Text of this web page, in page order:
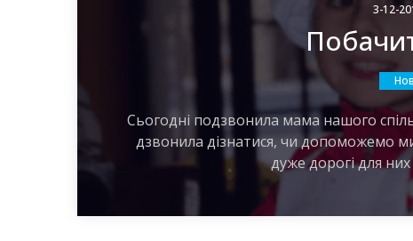
3-12-
Сьогодні подзвонила мама нашого
дзвонила дізнатися, чи допоможемо
дуже дорогі для них